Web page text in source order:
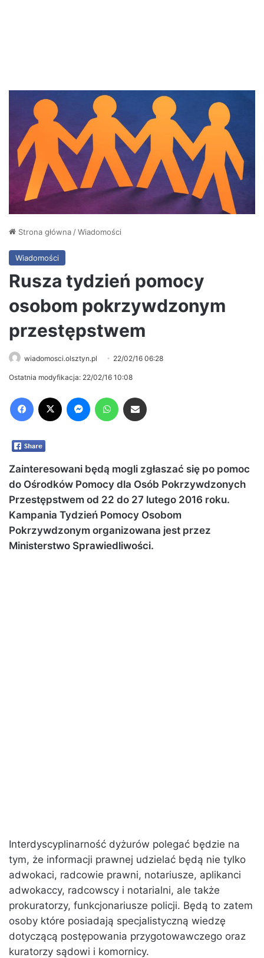
Strona główna /Wiadomości
Wiadomości
Rusza tydzień pomocy
osobom pokrzywdzonym
przestępstwem
wiadomosci.olsztyn.pl 22/02/16 06:28
Ostatnia modyfikacja: 22/02/16 10:08
Zainteresowani będą mogli zgłaszać się po pomoc
do Ośrodków Pomocy dla Osób Pokrzywdzonych
Przestępstwem od 22 do 27 lutego 2016 roku.
Kampania Tydzień Pomocy Osobom
Pokrzywdzonym organizowana jest przez
Ministerstwo Sprawiedliwości.
Interdyscyplinarność dyżurów polegać będzie na
tym, że informacji prawnej udzielać będą nie tylko
adwokaci, radcowie prawni, notariusze, aplikanci
adwokaccy, radcowscy i notarialni, ale także
prokuratorzy, funkcjonariusze policji. Będą to zatem
osoby które posiadają specjalistyczną wiedzę
dotyczącą postępowania przygotowawczego oraz
kuratorzy sądowi i komornicy.